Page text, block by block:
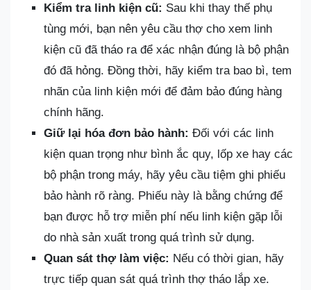
Kiểm tra linh kiện cũ: Sau khi thay thế phụ
tùng mới, bạn nên yêu cầu thợ cho xem linh
kiện cũ đã tháo ra để xác nhận đúng là bộ phận
đó đã hỏng. Đồng thời, hãy kiểm tra bao bì, tem
nhãn của linh kiện mới để đảm bảo đúng hàng
chính hãng.
Giữ lại hóa đơn bảo hành: Đối với các linh
kiện quan trọng như bình ắc quy, lốp xe hay các
bộ phận trong máy, hãy yêu cầu tiệm ghi phiếu
bảo hành rõ ràng. Phiếu này là bằng chứng để
bạn được hỗ trợ miễn phí nếu linh kiện gặp lỗi
do nhà sản xuất trong quá trình sử dụng.
Quan sát thợ làm việc: Nếu có thời gian, hãy
trực tiếp quan sát quá trình thợ tháo lắp xe.